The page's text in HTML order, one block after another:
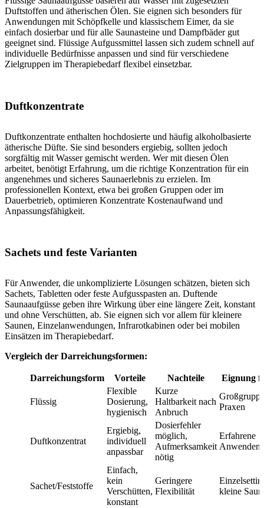
Duftstoffen und ätherischen Ölen. Sie eignen sich besonders für
Anwendungen mit Schöpfkelle und klassischem Eimer, da sie
einfach dosierbar und für alle Saunasteine und Dampfbäder gut
geeignet sind. Flüssige Aufgussmittel lassen sich zudem schnell auf
individuelle Bedürfnisse anpassen und sind für verschiedene
Zielgruppen im Therapiebedarf flexibel einsetzbar.
Duftkonzentrate
Duftkonzentrate enthalten hochdosierte und häufig alkoholbasierte
ätherische Düfte. Sie sind besonders ergiebig, sollten jedoch
sorgfältig mit Wasser gemischt werden. Wer mit diesen Ölen
arbeitet, benötigt Erfahrung, um die richtige Konzentration für ein
angenehmes und sicheres Saunaerlebnis zu erzielen. Im
professionellen Kontext, etwa bei großen Gruppen oder im
Dauerbetrieb, optimieren Konzentrate Kostenaufwand und
Anpassungsfähigkeit.
Sachets und feste Varianten
Für Anwender, die unkomplizierte Lösungen schätzen, bieten sich
Sachets, Tabletten oder feste Aufgusspasten an. Duftende
Saunaaufgüsse geben ihre Wirkung über eine längere Zeit, konstant
und ohne Verschütten, ab. Sie eignen sich vor allem für kleinere
Saunen, Einzelanwendungen, Infrarotkabinen oder bei mobilen
Einsätzen im Therapiebedarf.
Vergleich der Darreichungsformen:
Darreichungsform Vorteile Nachteile Eignung
Flüssig
Flexible
Dosierung,
hygienisch
Kurze
Haltbarkeit nach
Anbruch
Praxen
Duftkonzentrat
Ergiebig,
individuell
anpassbar
Dosierfehler
möglich,
Aufmerksamkeit
nötig
Erfahrene
Sachet/Feststoffe
Einfach,
kein
Verschütten,
konstant
Geringere
Flexibilität
kleine